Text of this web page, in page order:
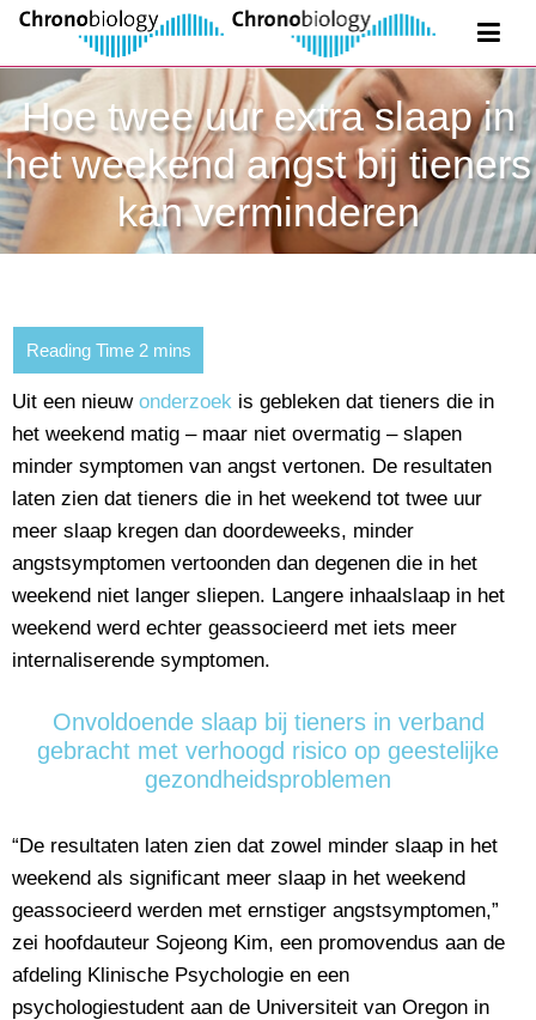
Hoe twee uur extra slaap in
het weekend angst bij tieners
kan verminderen
Uit een nieuw onderzoek is gebleken dat tieners die in
het weekend matig – maar niet overmatig – slapen
minder symptomen van angst vertonen. De resultaten
laten zien dat tieners die in het weekend tot twee uur
meer slaap kregen dan doordeweeks, minder
angstsymptomen vertoonden dan degenen die in het
weekend niet langer sliepen. Langere inhaalslaap in het
weekend werd echter geassocieerd met iets meer
internaliserende symptomen.
Onvoldoende slaap bij tieners in verband
gebracht met verhoogd risico op geestelijke
gezondheidsproblemen
“De resultaten laten zien dat zowel minder slaap in het
weekend als significant meer slaap in het weekend
geassocieerd werden met ernstiger angstsymptomen,”
zei hoofdauteur Sojeong Kim, een promovendus aan de
afdeling Klinische Psychologie en een
psychologiestudent aan de Universiteit van Oregon in